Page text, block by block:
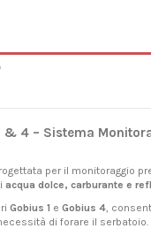
& 4 – Sistema
per il monitoraggio
acqua dolce, carburante e
Gobius 1 e Gobius 4,
di forare il serbatoio.